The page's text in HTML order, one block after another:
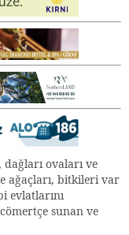
ovaları ve
ağaçları, bitkileri var
evlatlarını
sunan ve